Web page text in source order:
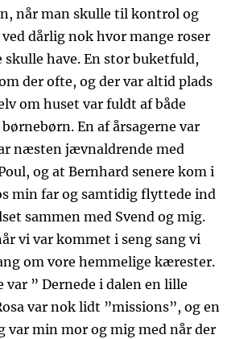
når man skulle til kontrol og
ved dårlig nok hvor mange roser
skulle have. En stor buketfuld,
der ofte, og der var altid plads
om huset var fuldt af både
En af årsagerne var
næsten jævnaldrende med
og at Bernhard senere kom i
min far og samtidig flyttede ind
sammen med Svend og mig.
vi var kommet i seng sang vi
om vore hemmelige kærester.
var ” Dernede i dalen en lille
var nok lidt ”missions”, og en
var min mor og mig med når der